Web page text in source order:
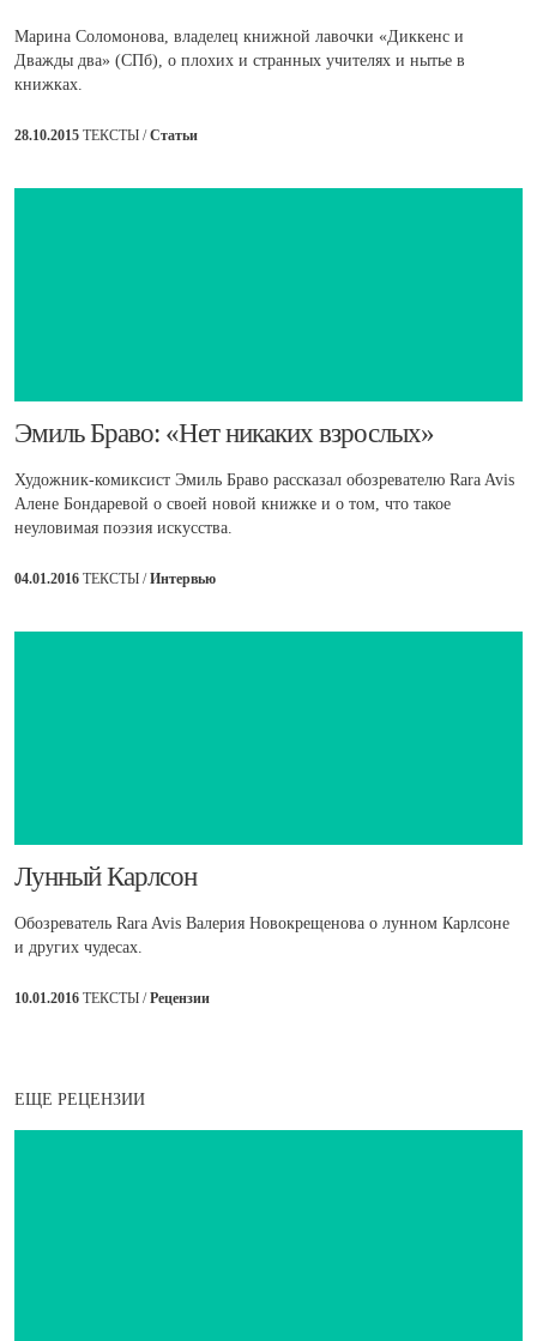
Марина Соломонова, владелец книжной лавочки «Диккенс и
Дважды два» (СПб), о плохих и странных учителях и нытье в
книжках.
28.10.2015 ТЕКСТЫ /Статьи
​Эмиль Браво: «Нет никаких взрослых»
Художник-комиксист Эмиль Браво рассказал обозревателю Rara Avis
Алене Бондаревой о своей новой книжке и о том, что такое
неуловимая поэзия искусства.
04.01.2016 ТЕКСТЫ /Интервью
Лунный Карлсон
Обозреватель Rara Avis Валерия Новокрещенова о лунном Карлсоне
и других чудесах.
10.01.2016 ТЕКСТЫ /Рецензии
ЕЩЕ РЕЦЕНЗИИ